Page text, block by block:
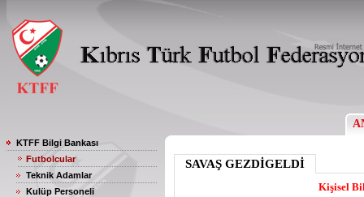
KTFF Bilgi Bankası
Futbolcular
Teknik Adamlar
Kulüp Personeli
SAVAŞ GEZDİGELDİ
Kişisel